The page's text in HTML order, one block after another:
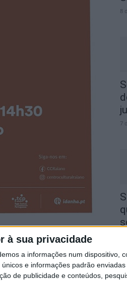
à sua privacidade
a informações num dispositivo,
e informações padrão
de publicidade e conteúdos,
teatro “P.U.D.I.M.”, da
20 de janeiro, no
8
7